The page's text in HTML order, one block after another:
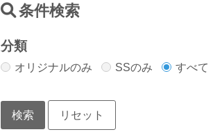
条件検索
分類
オリジナルのみ SSのみ すべて